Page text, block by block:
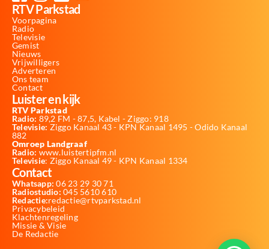
RTV Parkstad
Voorpagina
Radio
Televisie
Gemist
Nieuws
Vrijwilligers
Adverteren
Ons team
Contact
Luister en kijk
RTV Parkstad
Radio: 89,2 FM - 87,5, Kabel - Ziggo: 918
Televisie: Ziggo Kanaal 43 - KPN Kanaal 1495 - Odido Kanaal
882
Omroep Landgraaf
Radio: www.luistertipfm.nl
Televisie: Ziggo Kanaal 49 - KPN Kanaal 1334
Contact
Whatsapp: 06 23 29 30 71
Radiostudio: 045 5610 610
Redactie:redactie@rtvparkstad.nl
Privacybeleid
Klachtenregeling
Missie & Visie
De Redactie